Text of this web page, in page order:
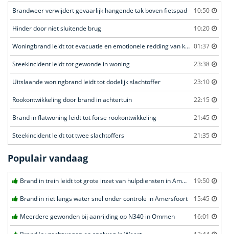
Brandweer verwijdert gevaarlijk hangende tak boven fietspad 10:50
Hinder door niet sluitende brug 10:20
Woningbrand leidt tot evacuatie en emotionele redding van kat 01:37
Steekincident leidt tot gewonde in woning 23:38
Uitslaande woningbrand leidt tot dodelijk slachtoffer 23:10
Rookontwikkeling door brand in achtertuin 22:15
Brand in flatwoning leidt tot forse rookontwikkeling 21:45
Steekincident leidt tot twee slachtoffers 21:35
Populair vandaag
Brand in trein leidt tot grote inzet van hulpdiensten in Amersfoort 19:50
Brand in riet langs water snel onder controle in Amersfoort 15:45
Meerdere gewonden bij aanrijding op N340 in Ommen 16:01